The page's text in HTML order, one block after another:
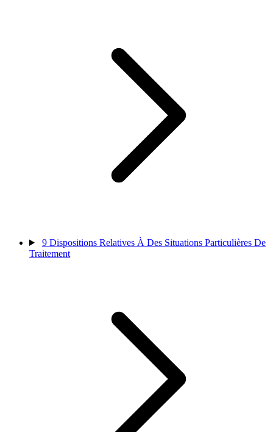
9 Dispositions Relatives À Des Situations Particulières De
Traitement